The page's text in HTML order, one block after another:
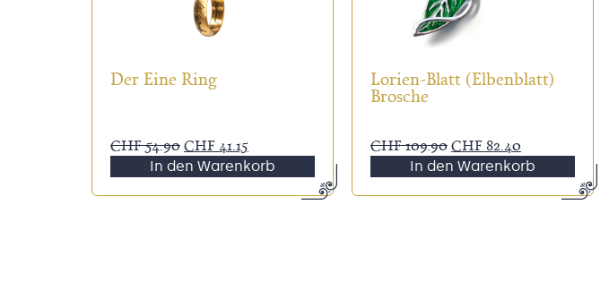
Der Eine Ring
CHF54.90CHF 41.15
In den Warenkorb
Lorien-Blatt (Elbenblatt)
Brosche
CHF109.90CHF 82.40
In den Warenkorb